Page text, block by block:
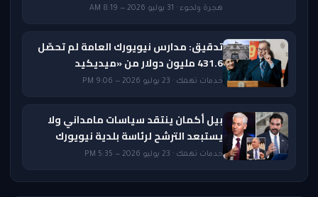
هجرة ولجوء · 31 يوليو 2026 — 8:19 AM
تدقيق: مدارس نيويورك العامة لم تحصّل
431.6 مليون دولار من «ميديكيد
خدمات تهمك · 23 يوليو 2026 — 9:06 PM
بيل أكمان ينتقد سياسات مامداني ولا
يستبعد الترشح لرئاسة بلدية نيويورك
خدمات تهمك · 23 يوليو 2026 — 5:35 PM